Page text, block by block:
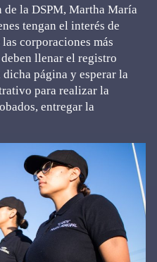
la DSPM, Martha María
tengan el interés de
corporaciones más
llenar el registro
página y esperar la
para realizar la
entregar la